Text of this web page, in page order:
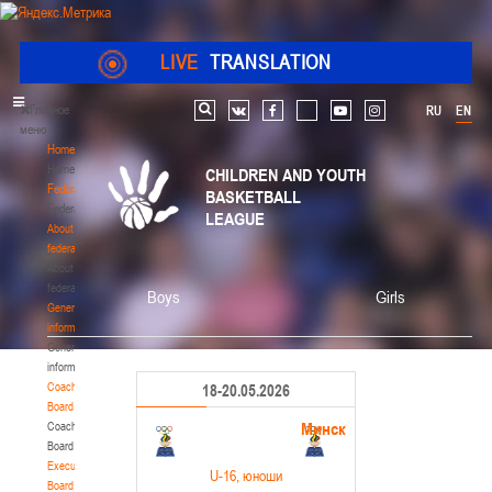
LIVE TRANSLATION
Главное
меню
Home
Home
Federation
Federation
About
federation
About
federation
General
information
General
information
Coaching
Board
Coaching
Board
Executive
Board
RU EN
Search vk facebook youtube instagram
CHILDREN AND YOUTH
BASKETBALL
LEAGUE
Boys Girls
18-20.05.2026
Минск
U-16 , юноши